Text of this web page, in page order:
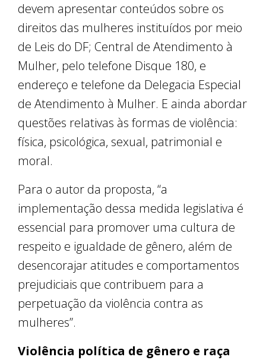
devem apresentar conteúdos sobre os
direitos das mulheres instituídos por meio
de Leis do DF; Central de Atendimento à
Mulher, pelo telefone Disque 180, e
endereço e telefone da Delegacia Especial
de Atendimento à Mulher. E ainda abordar
questões relativas às formas de violência:
física, psicológica, sexual, patrimonial e
moral.
Para o autor da proposta, “a
implementação dessa medida legislativa é
essencial para promover uma cultura de
respeito e igualdade de gênero, além de
desencorajar atitudes e comportamentos
prejudiciais que contribuem para a
perpetuação da violência contra as
mulheres”.
Violência política de gênero e raça